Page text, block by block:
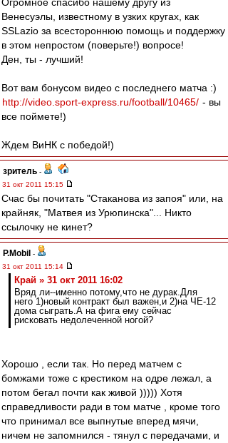
Венесуэлы, известному в узких кругах, как
SSLazio за всестороннюю помощь и поддержку
в этом непростом (поверьте!) вопросе!
Ден, ты - лучший!
Вот вам бонусом видео с последнего матча :)
http://video.sport-express.ru/football/10465/ - вы
все поймете!)
Ждем ВиНК с победой!)
зpитель -
31 окт 2011 15:15
Счас бы почитать "Стаканова из запоя" или, на
крайняк, "Матвея из Урюпинска"... Никто
ссылочку не кинет?
P.Mobil -
31 окт 2011 15:14
Край » 31 окт 2011 16:02
Вряд ли--именно потому,что не дурак.Для
него 1)новый контракт был важен,и 2)на ЧЕ-12
дома сыграть.А на фига ему сейчас
рисковать недолеченной ногой?
Хорошо , если так. Но перед матчем с
бомжами тоже с крестиком на одре лежал, а
потом бегал почти как живой ))))) Хотя
справедливости ради в том матче , кроме того
что принимал все выпнутые вперед мячи,
ничем не запомнился - тянул с передачами, и